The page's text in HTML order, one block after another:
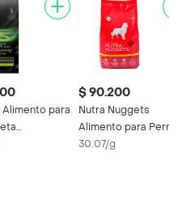
Alimento para
HA
$ 90.200
Nutra Nuggets
Alimento para Perro
Adulto Cordero y
30.07/g